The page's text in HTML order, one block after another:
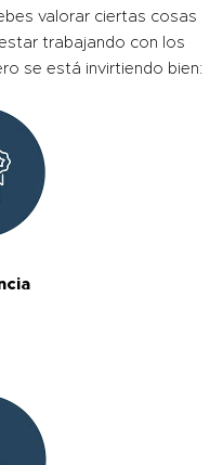
valorar ciertas cosas
trabajando con los
se está invirtiendo bien: